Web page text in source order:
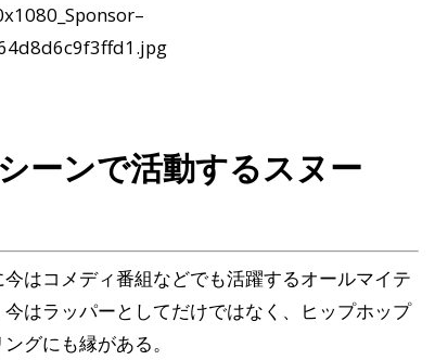
ーンで活動するスヌー
はコメディ番組などでも活躍するオールマイテ
今はラッパーとしてだけではなく、ヒップホップ
グにも縁がある。